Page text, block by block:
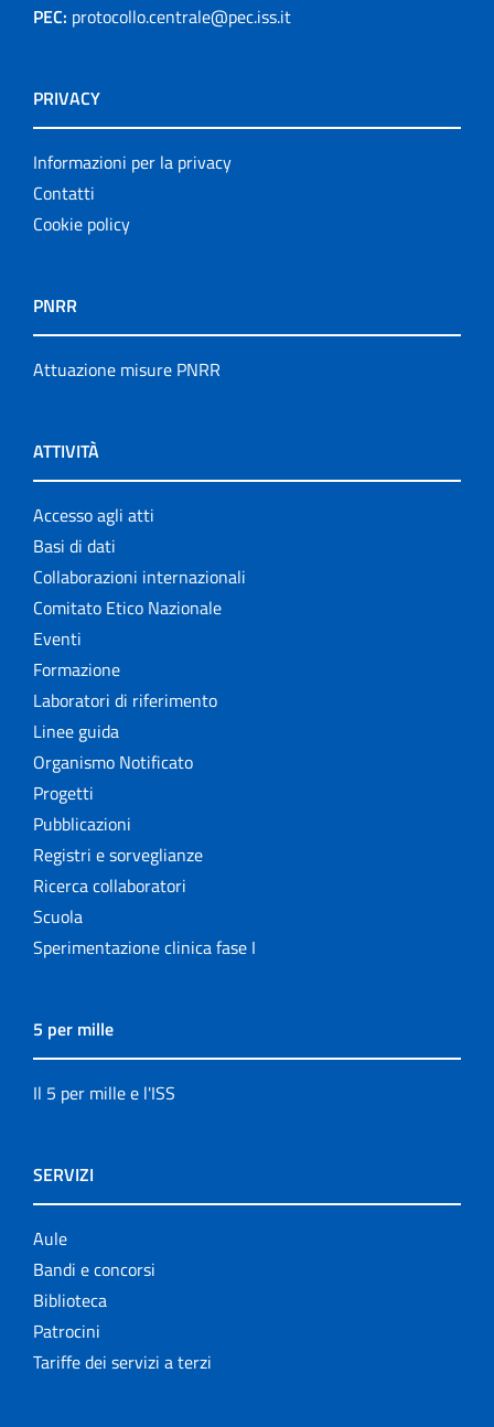
PEC: protocollo.centrale@pec.iss.it
PRIVACY
Informazioni per la privacy
Contatti
Cookie policy
PNRR
Attuazione misure PNRR
ATTIVITÀ
Accesso agli atti
Basi di dati
Collaborazioni internazionali
Comitato Etico Nazionale
Eventi
Formazione
Laboratori di riferimento
Linee guida
Organismo Notificato
Progetti
Pubblicazioni
Registri e sorveglianze
Ricerca collaboratori
Scuola
Sperimentazione clinica fase I
5 per mille
Il 5 per mille e l'ISS
SERVIZI
Aule
Bandi e concorsi
Biblioteca
Patrocini
Tariffe dei servizi a terzi